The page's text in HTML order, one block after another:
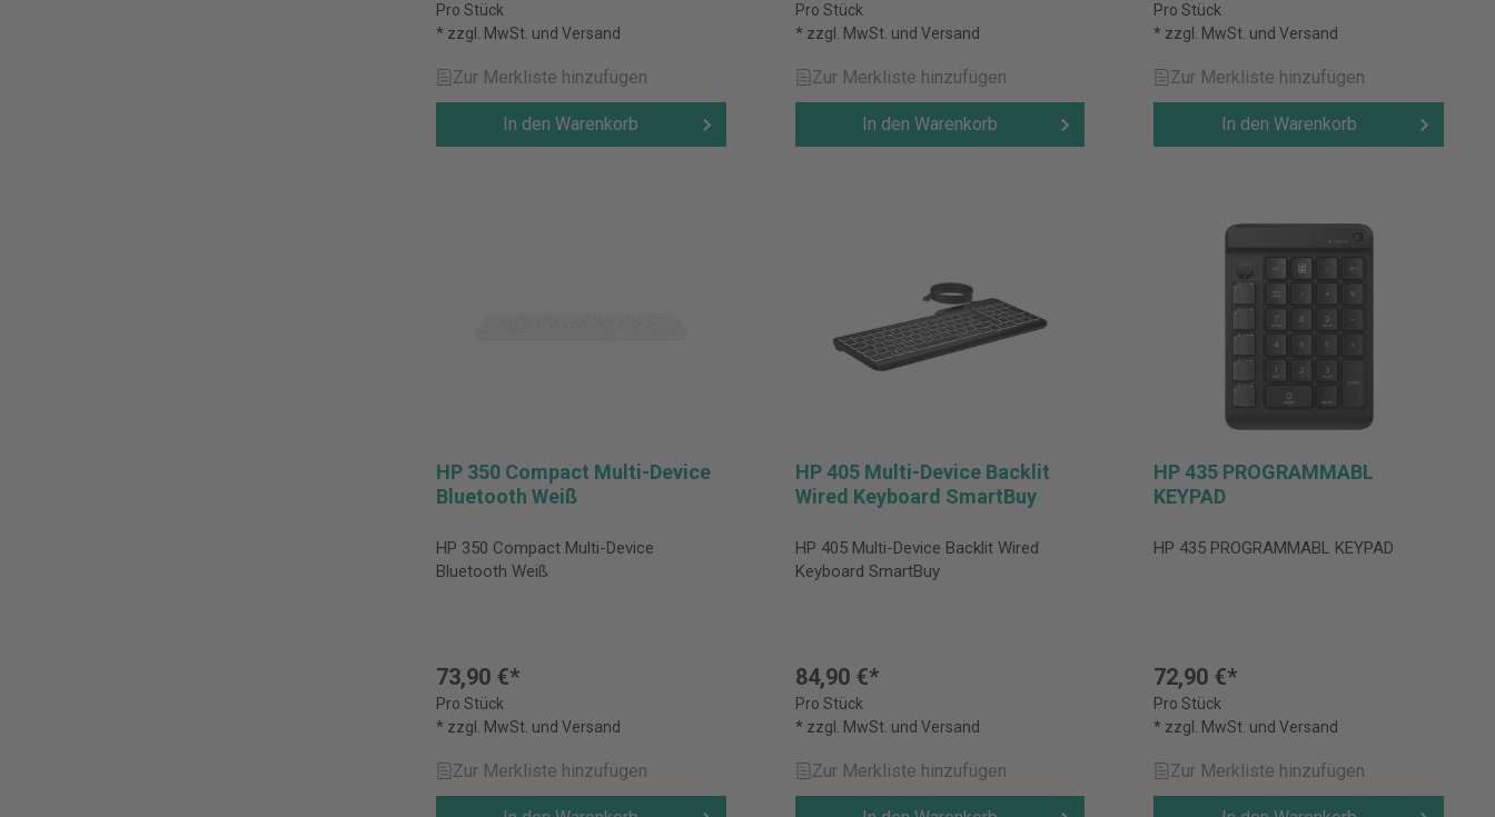
Pro Stück
* zzgl. MwSt. und Versand
Zur Merkliste hinzufügen
In den Warenkorb
Pro Stück
* zzgl. MwSt. und Versand
Zur Merkliste hinzufügen
In den Warenkorb
Pro Stück
* zzgl. MwSt. und Versand
Zur Merkliste hinzufügen
In den Warenkorb
HP 350 Compact Multi-Device
Bluetooth Weiß
HP 350 Compact Multi-Device
Bluetooth Weiß
73,90 €*
Pro Stück
* zzgl. MwSt. und Versand
Zur Merkliste hinzufügen
HP 405 Multi-Device Backlit
Wired Keyboard SmartBuy
HP 405 Multi-Device Backlit Wired
Keyboard SmartBuy
84,90 €*
Pro Stück
* zzgl. MwSt. und Versand
Zur Merkliste hinzufügen
HP 435 PROGRAMMABL
KEYPAD
HP 435 PROGRAMMABL KEYPAD
72,90 €*
Pro Stück
* zzgl. MwSt. und Versand
Zur Merkliste hinzufügen